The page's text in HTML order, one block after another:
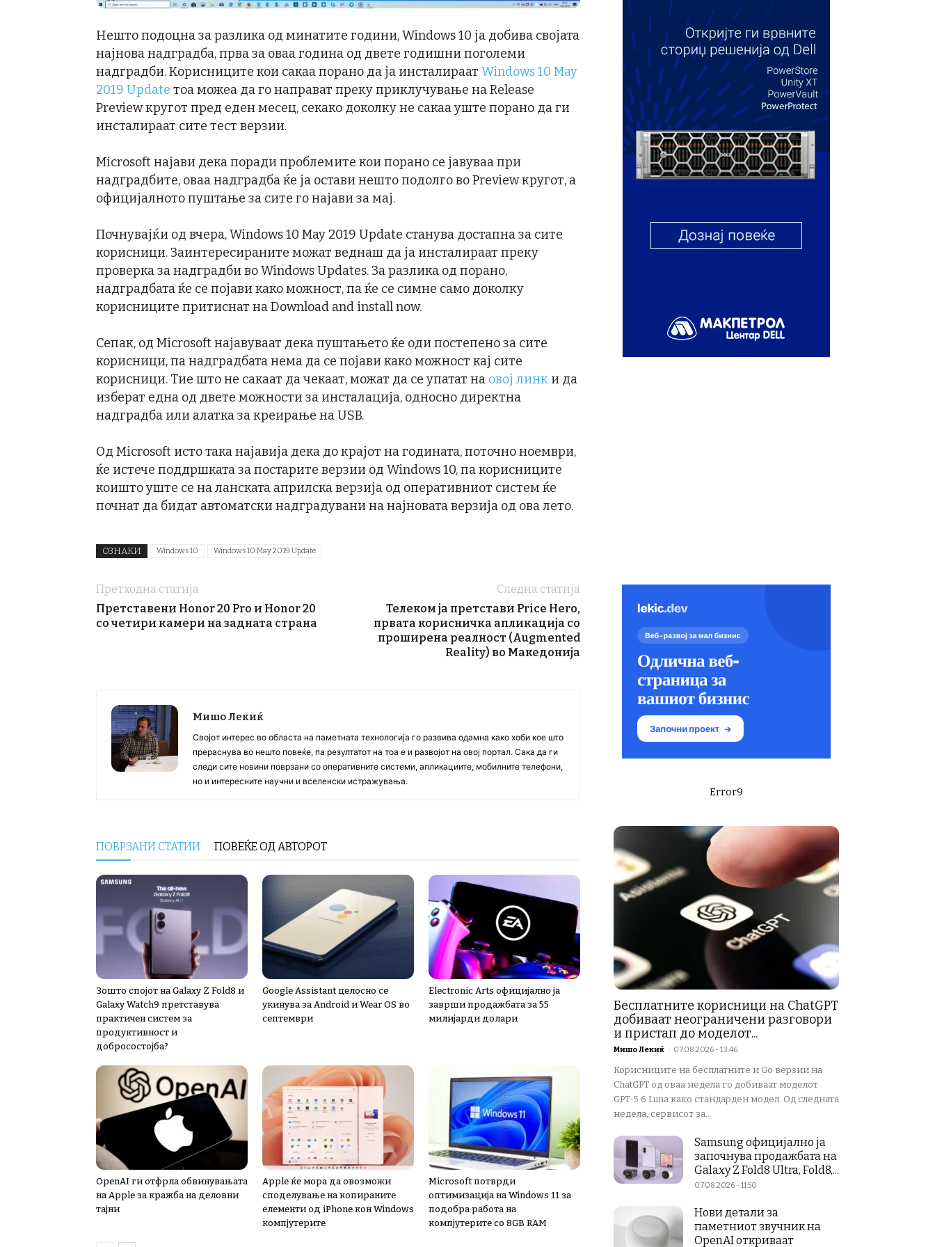
Нешто подоцна за разлика од минатите години, Windows 10 ја добива својата
најнова надградба, прва за оваа година од двете годишни поголеми
надградби. Корисниците кои сакаа порано да ја инсталираат Windows 10 May
2019 Update тоа можеа да го направат преку приклучување на Release
Preview кругот пред еден месец, секако доколку не сакаа уште порано да ги
инсталираат сите тест верзии.
Microsoft најави дека поради проблемите кои порано се јавуваа при
надградбите, оваа надградба ќе ја остави нешто подолго во Preview кругот, а
официјалното пуштање за сите го најави за мај.
Почнувајќи од вчера, Windows 10 May 2019 Update станува достапна за сите
корисници. Заинтересираните можат веднаш да ја инсталираат преку
проверка за надградби во Windows Updates. За разлика од порано,
надградбата ќе се појави како можност, па ќе се симне само доколку
корисниците притиснат на Download and install now.
Сепак, од Microsoft најавуваат дека пуштањето ќе оди постепено за сите
корисници, па надградбата нема да се појави како можност кај сите
корисници. Тие што не сакаат да чекаат, можат да се упатат на овој линк и да
изберат една од двете можности за инсталација, односно директна
надградба или алатка за креирање на USB.
Од Microsoft исто така најавија дека до крајот на годината, поточно ноември,
ќе истече поддршката за постарите верзии од Windows 10, па корисниците
коишто уште се на ланската априлска верзија од оперативниот систем ќе
почнат да бидат автоматски надградувани на најновата верзија од ова лето.
ОЗНАКИ Windows 10 Windows 10 May 2019 Update
Претходна статија
Претставени Honor 20 Pro и Honor 20
со четири камери на задната страна
Следна статија
Телеком ја претстави Price Hero,
првата корисничка апликација со
проширена реалност (Augmented
Reality) во Македонија
Мишо Лекиќ
Својот интерес во областа на паметната технологија го развива одамна како хоби кое што
прераснува во нешто повеќе, па резултатот на тоа е и развојот на овој портал. Сака да ги
следи сите новини поврзани со оперативните системи, апликациите, мобилните телефони,
но и интересните научни и вселенски истражувања.
ПОВРЗАНИ СТАТИИ ПОВЕЌЕ ОД АВТОРОТ
Зошто спојот на Galaxy Z Fold8 и
Galaxy Watch9 претставува
практичен систем за
продуктивност и
добросостојба?
Google Assistant целосно се
укинува за Android и Wear OS во
септември
Electronic Arts официјално ја
заврши продажбата за 55
милијарди долари
OpenAI ги отфрла обвинувањата
на Apple за кражба на деловни
тајни
Apple ќе мора да овозможи
споделување на копираните
елементи од iPhone кон Windows
компјутерите
Microsoft потврди
оптимизација на Windows 11 за
подобра работа на
компјутерите со 8GB RAM
Error9
Бесплатните корисници на ChatGPT
добиваат неограничени разговори
и пристап до моделот...
Мишо Лекиќ - 07.08.2026 - 13:46
Корисниците на бесплатните и Go верзии на
ChatGPT од оваа недела го добиваат моделот
GPT-5.6 Luna како стандарден модел. Од следната
недела, сервисот за...
Samsung официјално ја
започнува продажбата на
Galaxy Z Fold8 Ultra, Fold8,...
07.08.2026 - 11:50
Нови детали за
паметниот звучник на
OpenAI откриваат